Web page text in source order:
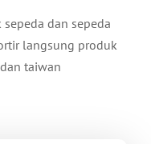
dan sepeda
langsung produk
taiwan